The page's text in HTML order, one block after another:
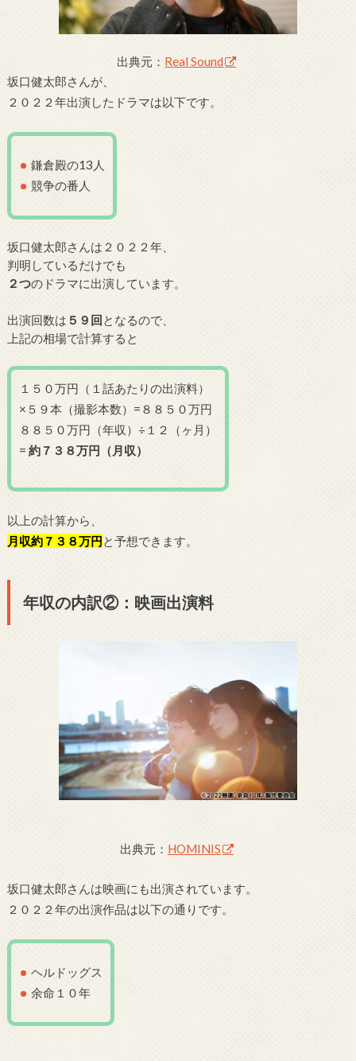
出典元： Real Sound
坂口健太郎さんが、
２０２２年出演したドラマは以下です。
鎌倉殿の13人
競争の番人
坂口健太郎さんは２０２２年、
判明しているだけでも
２つのドラマに出演しています。
出演回数は ５９回となるので、
上記の相場で計算すると
１５０万円（１話あたりの出演料）
×５９本（撮影本数）=８８５０万円
８８５０万円（年収）÷１２（ヶ月）
= 約７３８万円（月収）
以上の計算から、
月収約７３８万円と予想できます。
年収の内訳②：映画出演料
出典元： HOMINIS
坂口健太郎さんは映画にも出演されています。
２０２２年の出演作品は以下の通りです。
ヘルドッグス
余命１０年